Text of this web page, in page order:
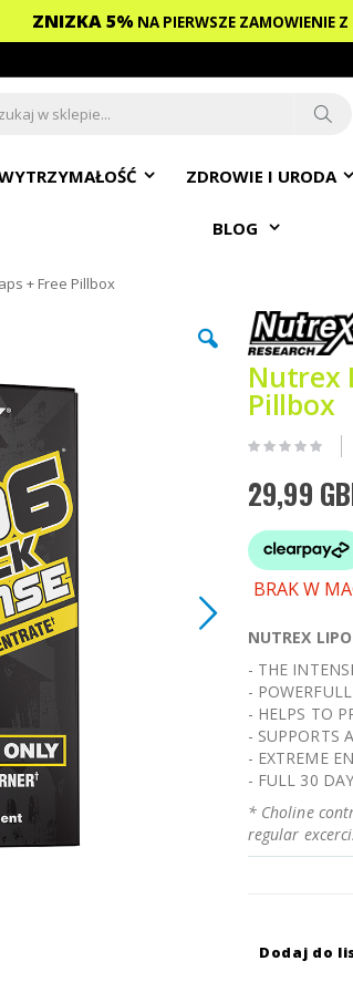
ZNIZKA 5% NA PIERWSZE ZAMOWIENIE Z
ZDROWIE I URODA
BLOG
+ Free Pillbox
Nutrex
Pillbox
29,99
BRAK W
NUTREX
- THE
-
- HELPS TO
- SUPPORTS
- EXTREME
- FULL 30
* Choline
regular
Dodaj do